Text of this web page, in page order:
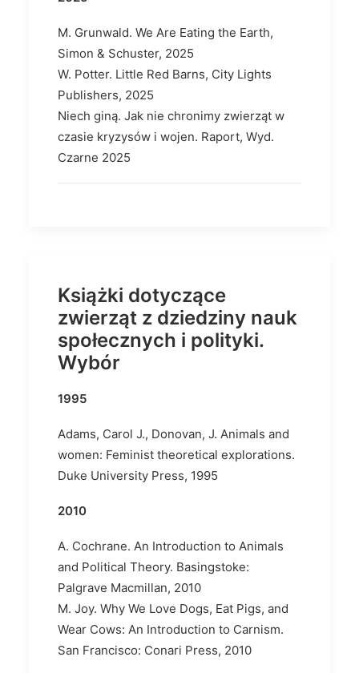
M. Grunwald. We Are Eating the Earth,
Simon & Schuster, 2025
W. Potter. Little Red Barns, City Lights
Publishers, 2025
Niech giną. Jak nie chronimy zwierząt w
czasie kryzysów i wojen. Raport, Wyd.
Czarne 2025
Książki dotyczące
zwierząt z dziedziny nauk
społecznych i polityki.
Wybór
1995
Adams, Carol J., Donovan, J. Animals and
women: Feminist theoretical explorations.
Duke University Press, 1995
2010
A. Cochrane. An Introduction to Animals
and Political Theory. Basingstoke:
Palgrave Macmillan, 2010
M. Joy. Why We Love Dogs, Eat Pigs, and
Wear Cows: An Introduction to Carnism.
San Francisco: Conari Press, 2010